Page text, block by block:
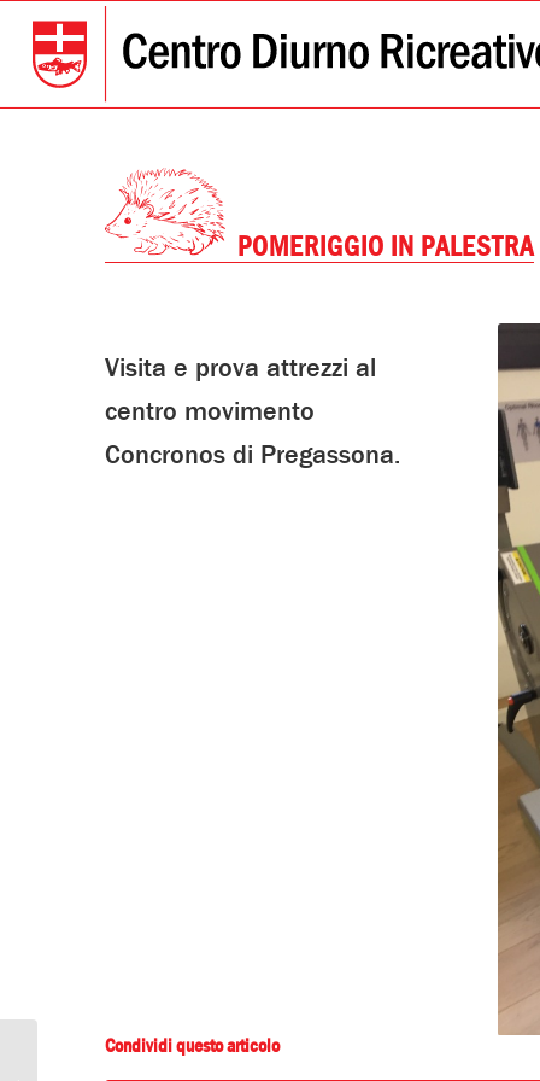
POMERIGGIO IN PALESTRA
Visita e prova attrezzi al
centro movimento
Concronos di Pregassona.
Condividi questo articolo